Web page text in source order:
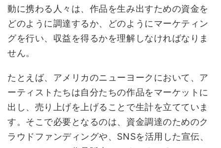
動に携わる人々は、作品を生み出すための資金を
どのように調達するか、どのようにマーケティン
グを行い、収益を得るかを理解しなければなりま
せん。
たとえば、アメリカのニューヨークにおいて、ア
ーティストたちは自分たちの作品をマーケットに
出し、売り上げを上げることで生計を立てていま
す。そこで必要となるのは、資金調達のためのク
ラウドファンディングや、SNSを活用した宣伝、